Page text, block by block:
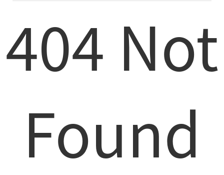
404 Not
Found